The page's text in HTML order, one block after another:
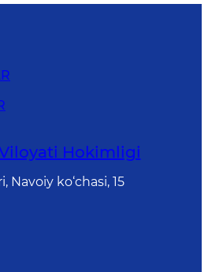
Vilоyati Hоkimligi
Nаvоiy ko‘chаsi, 15